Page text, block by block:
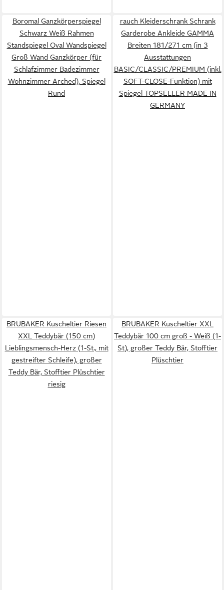
Boromal Ganzkörperspiegel
Schwarz Weiß Rahmen
Standspiegel Oval Wandspiegel
Groß Wand Ganzkörper (für
Schlafzimmer Badezimmer
Wohnzimmer Arched), Spiegel
Rund
rauch Kleiderschrank Schrank
Garderobe Ankleide GAMMA
Breiten 181/271 cm (in 3
Ausstattungen
BASIC/CLASSIC/PREMIUM (inkl.
SOFT-CLOSE-Funktion) mit
Spiegel TOPSELLER MADE IN
GERMANY
BRUBAKER Kuscheltier Riesen
XXL Teddybär (150 cm)
Lieblingsmensch-Herz (1-St., mit
gestreifter Schleife), großer
Teddy Bär, Stofftier Plüschtier
riesig
BRUBAKER Kuscheltier XXL
Teddybär 100 cm groß - Weiß (1-
St), großer Teddy Bär, Stofftier
Plüschtier